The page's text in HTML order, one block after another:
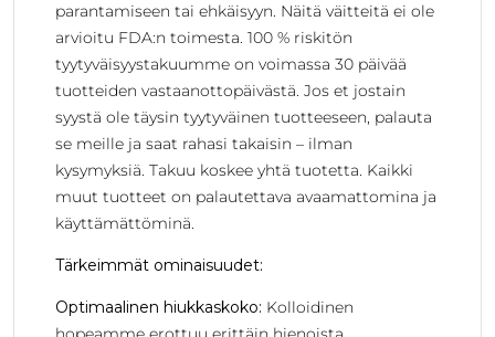
parantamiseen tai ehkäisyyn. Näitä väitteitä ei ole
arvioitu FDA:n toimesta. 100 % riskitön
tyytyväisyystakuumme on voimassa 30 päivää
tuotteiden vastaanottopäivästä. Jos et jostain
syystä ole täysin tyytyväinen tuotteeseen, palauta
se meille ja saat rahasi takaisin – ilman
kysymyksiä. Takuu koskee yhtä tuotetta. Kaikki
muut tuotteet on palautettava avaamattomina ja
käyttämättöminä.
Tärkeimmät ominaisuudet:
Optimaalinen hiukkaskoko: Kolloidinen